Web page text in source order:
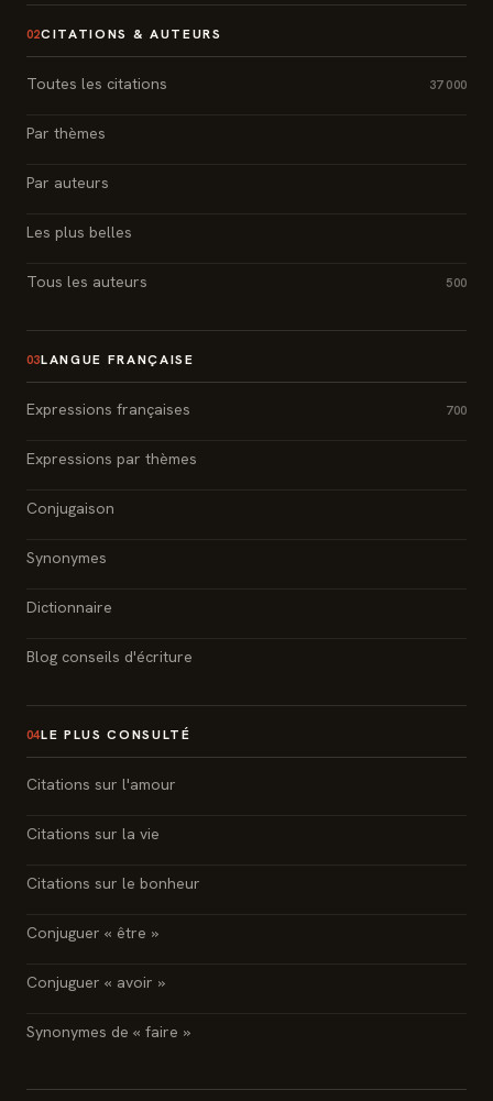
02CITATIONS & AUTEURS
Toutes les citations 37 000
Par thèmes
Par auteurs
Les plus belles
Tous les auteurs 500
03LANGUE FRANÇAISE
Expressions françaises 700
Expressions par thèmes
Conjugaison
Synonymes
Dictionnaire
Blog conseils d'écriture
04LE PLUS CONSULTÉ
Citations sur l'amour
Citations sur la vie
Citations sur le bonheur
Conjuguer « être »
Conjuguer « avoir »
Synonymes de « faire »